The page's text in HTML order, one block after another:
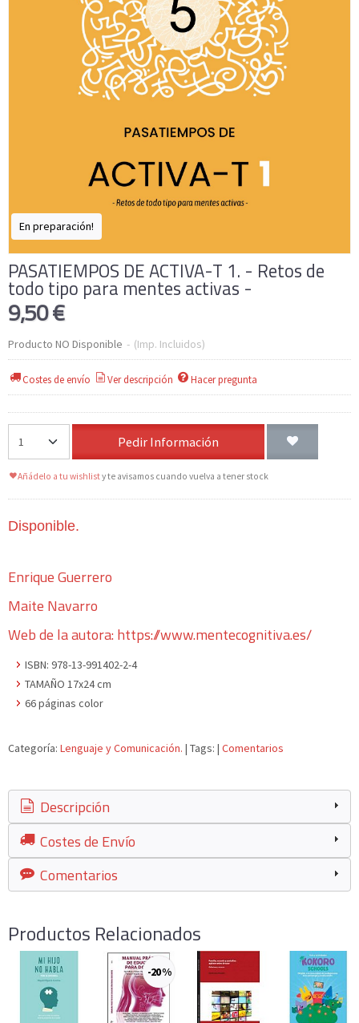
En preparación!
PASATIEMPOS DE ACTIVA-T 1. - Retos de
todo tipo para mentes activas -
9,50 €
Producto NO Disponible - (Imp. Incluidos)
Costes de envío Ver descripción Hacer pregunta
Pedir Información
Añádelo a tu wishlisty te avisamos cuando vuelva a tener stock
Disponible.
Enrique Guerrero
Maite Navarro
Web de la autora: https://www.mentecognitiva.es/
ISBN: 978-13-991402-2-4
TAMAÑO 17x24 cm
66 páginas color
Categoría: Lenguaje y Comunicación. | Tags: | Comentarios
Descripción
Costes de Envío
Comentarios
Productos Relacionados
-20 %